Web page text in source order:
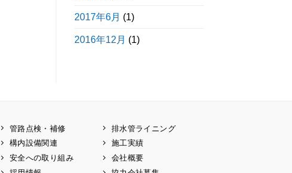
2017年6月 (1)
2016年12月 (1)
管路点検・補修
排水管ライニング
構内設備関連
施工実績
安全への取り組み
会社概要